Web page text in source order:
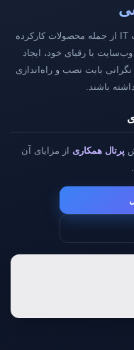
جانبی پی‌سی، مرجع فروش تمامی محصولات IT از جمله محصولات کارکرده
با رقبای خود، ایجاد
بابت نصب و راه‌اندازی
باشند.
پرتال همکاری از مزایای آن